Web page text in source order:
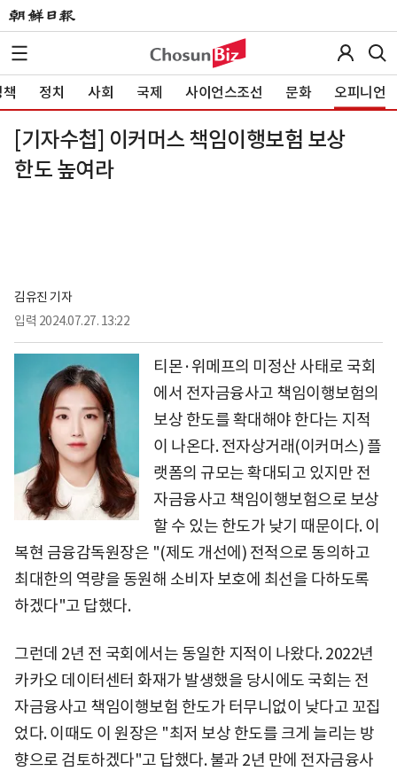
정치 사회 국제 사이언스조선 문화 오피니언
[기자수첩] 이커머스 책임이행보험 보상
한도 높여라
김유진 기자
입력 2024.07.27. 13:22
티몬·위메프의 미정산 사태로 국회
에서 전자금융사고 책임이행보험의
보상 한도를 확대해야 한다는 지적
이 나온다. 전자상거래(이커머스) 플
랫폼의 규모는 확대되고 있지만 전
자금융사고 책임이행보험으로 보상
할 수 있는 한도가 낮기 때문이다. 이
복현 금융감독원장은 "(제도 개선에) 전적으로 동의하고
최대한의 역량을 동원해 소비자 보호에 최선을 다하도록
하겠다"고 답했다.
그런데 2년 전 국회에서는 동일한 지적이 나왔다. 2022년
카카오 데이터센터 화재가 발생했을 당시에도 국회는 전
자금융사고 책임이행보험 한도가 터무니없이 낮다고 꼬집
었다. 이때도 이 원장은 "최저 보상 한도를 크게 늘리는 방
향으로 검토하겠다"고 답했다. 불과 2년 만에 전자금융사